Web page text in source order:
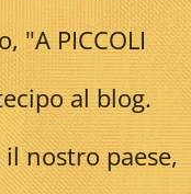
"A PICCOLI
al blog.
nostro paese,